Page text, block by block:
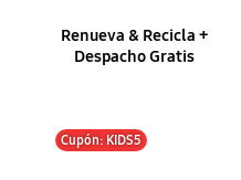
Renueva & Recicla +
Despacho Gratis
Cupón: KIDS5